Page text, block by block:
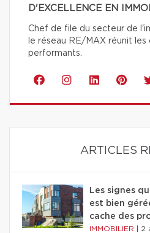
D'EXCELLENCE EN
Chef de file du secteur de
le réseau RE/MAX réunit les
performants.
ARTICLES
Les signes
est bien
cache des
IMMOBILIER 2